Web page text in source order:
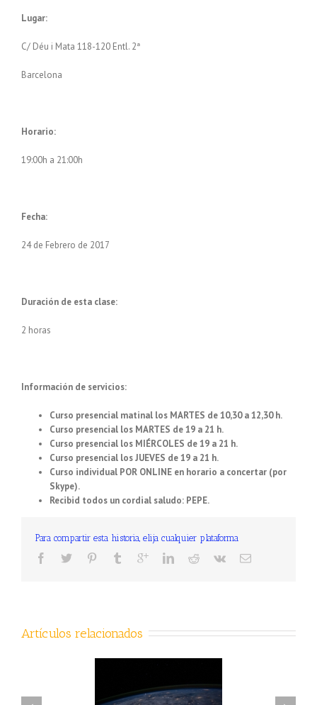
Lugar:
C/ Déu i Mata 118-120 Entl. 2ª
Barcelona
Horario:
19:00h a 21:00h
Fecha:
24 de Febrero de 2017
Duración de esta clase:
2 horas
Información de servicios:
Curso presencial matinal los MARTES de 10,30 a 12,30 h.
Curso presencial los MARTES de 19 a 21 h.
Curso presencial los MIÉRCOLES de 19 a 21 h.
Curso presencial los JUEVES de 19 a 21 h.
Curso individual POR ONLINE en horario a concertar (por
Skype).
Recibid todos un cordial saludo: PEPE.
Para compartir esta historia, elija cualquier plataforma
Artículos relacionados
CONTENIDOS DE LA CLASE